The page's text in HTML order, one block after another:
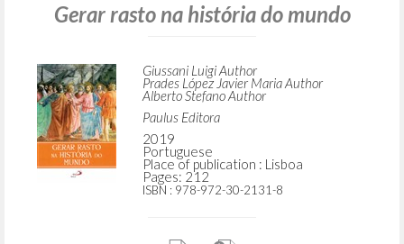
Gerar rasto na história do mundo
Giussani Luigi Author
Prades López Javier Maria Author
Alberto Stefano Author
Paulus Editora
2019
Portuguese
Place of publication : Lisboa
Pages: 212
ISBN : 978-972-30-2131-8